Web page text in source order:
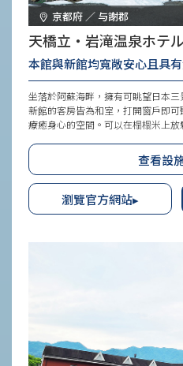
京都府 ／ 与謝郡
天橋立・岩滝温泉ホテ
本館與新館均寬敞安心且具
坐落於阿蘇海畔，擁有可眺望日本
新館的客房皆為和室，打開窗戶即
療癒身心的空間。可以在榻榻米上
詢，也可與愛犬同住一間客房（需付
但可一同享受旅途中的風景，創造美
查看設
瀏覽官方網站▸